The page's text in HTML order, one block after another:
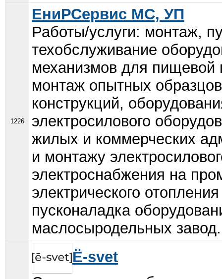
1226
ЕниРСервис МС, УП
Работы/услуги: монтаж,
техобслуживание
механизмов для
монтаж опытных
конструкций,
электросилового
жилых и коммерческих
и монтажу
электроснабжения на
электрического
пусконаладка
маслосыродельных
Ё-svet